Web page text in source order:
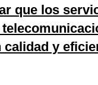
que los
calidad y